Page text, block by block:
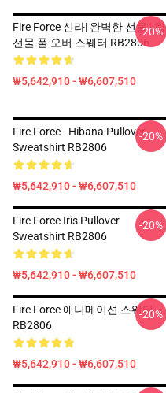
Fire Force 신라| 완벽한 선물 | 힘
선물 풀 오버 스웨터 RB2806
₩5,642,910 - ₩6,607,510
-20%
Fire Force - Hibana Pullover
Sweatshirt RB2806
₩5,642,910 - ₩6,607,510
-20%
Fire Force Iris Pullover
Sweatshirt RB2806
₩5,642,910 - ₩6,607,510
-20%
Fire Force 애니메이션 스웨터
RB2806
₩5,642,910 - ₩6,607,510
-20%